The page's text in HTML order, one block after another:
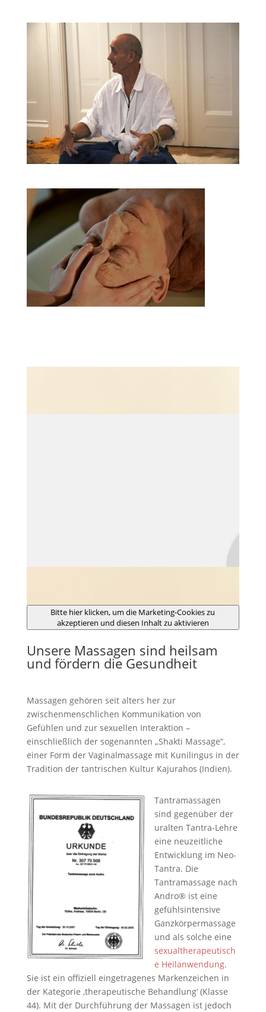
Bitte hier klicken, um die Marketing-Cookies zu
akzeptieren und diesen Inhalt zu aktivieren
Unsere Massagen sind heilsam
und fördern die Gesundheit
Massagen gehören seit alters her zur
zwischenmenschlichen Kommunikation von
Gefühlen und zur sexuellen Interaktion –
einschließlich der sogenannten „Shakti Massage“,
einer Form der Vaginalmassage mit Kunilingus in der
Tradition der tantrischen Kultur Kajurahos (Indien).
Tantramassagen
sind gegenüber der
uralten Tantra-Lehre
eine neuzeitliche
Entwicklung im Neo-
Tantra. Die
Tantramassage nach
Andro® ist eine
gefühlsintensive
Ganzkörpermassage
und als solche eine
sexualtherapeutisch
e Heilanwendung.
Sie ist ein offiziell eingetragenes Markenzeichen in
der Kategorie ‚therapeutische Behandlung‘ (Klasse
44). Mit der Durchführung der Massagen ist jedoch